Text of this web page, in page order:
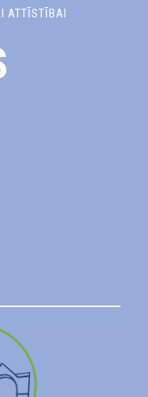
ATTĪSTĪBAI